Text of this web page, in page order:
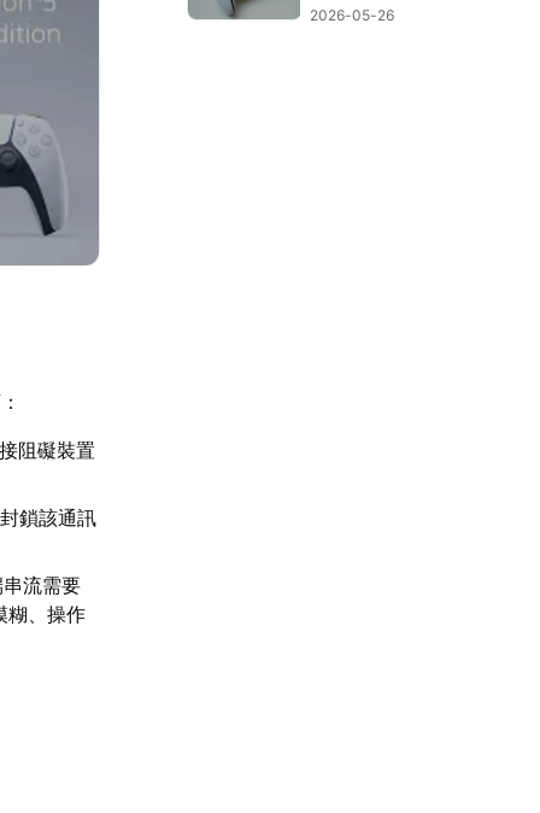
阻礙裝置
鎖該通訊
流需要
糊、操作
面提升你的遊戲體
2026-05-26